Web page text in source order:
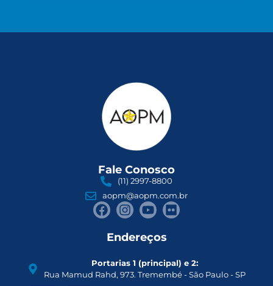
Fale Conosco
(11) 2997-8800
aopm@aopm.com.br
Endereços
Portarias 1 (principal) e 2:
Rua Mamud Rahd, 973. Tremembé - São Paulo - SP